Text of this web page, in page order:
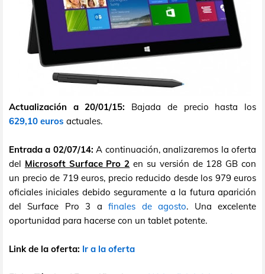
Actualización a 20/01/15: Bajada de precio hasta los
629,10 euros actuales.
Entrada a 02/07/14: A continuación, analizaremos la oferta
del Microsoft Surface Pro 2 en su versión de 128 GB con
un precio de 719 euros, precio reducido desde los 979 euros
oficiales iniciales debido seguramente a la futura aparición
del Surface Pro 3 afinales de agosto. Una excelente
oportunidad para hacerse con un tablet potente.
Link de la oferta: Ir a la oferta